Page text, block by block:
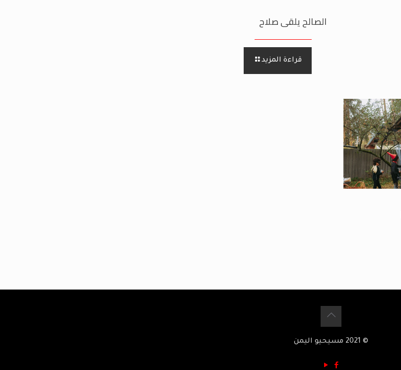
الصالح يلقى صلاح
قراءة المزيد
© 2021 مسيحيو اليمن